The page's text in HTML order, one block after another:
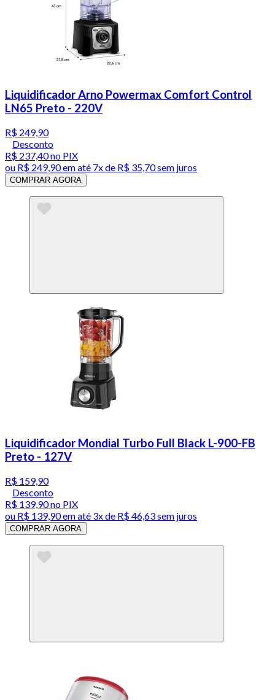
Liquidificador Arno Powermax Comfort Control
LN65 Preto - 220V
R$ 249,90
Desconto
R$ 237,40no PIX
ou R$ 249,90em até 7x de R$ 35,70 sem juros
COMPRAR AGORA
Liquidificador Mondial Turbo Full Black L-900-FB
Preto - 127V
R$ 159,90
Desconto
R$ 139,90no PIX
ou R$ 139,90em até 3x de R$ 46,63 sem juros
COMPRAR AGORA